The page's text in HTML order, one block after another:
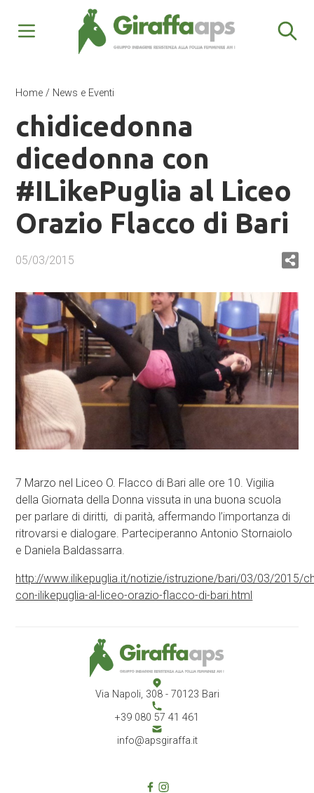
Home / News e Eventi
chidicedonna
dicedonna con
#ILikePuglia al Liceo
Orazio Flacco di Bari
05/03/2015
7 Marzo nel Liceo O. Flacco di Bari alle ore 10. Vigilia
della Giornata della Donna vissuta in una buona scuola
per parlare di diritti, di parità, affermando l’importanza di
ritrovarsi e dialogare. ‪Parteciperanno Antonio Stornaiolo
e Daniela Baldassarra.
http://www.ilikepuglia.it/notizie/istruzione/bari/03/03/2015/
con-ilikepuglia-al-liceo-orazio-flacco-di-bari.html
Via Napoli, 308 - 70123 Bari
+39 080 57 41 461
info@apsgiraffa.it